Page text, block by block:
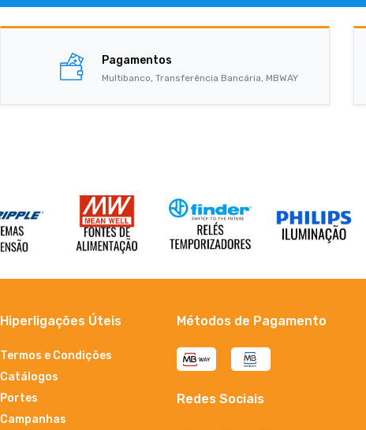
Pagamentos
Multibanco, Transferência Bancária, MBWAY
Hiperligações Úteis
Termos e Condições
Catálogos
Portes
Campanhas
Métodos de Pagamento
Redes Sociais